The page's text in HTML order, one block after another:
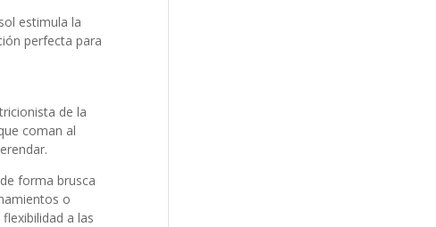
estimula la
perfecta para
de la
coman al
forma brusca
o
a las